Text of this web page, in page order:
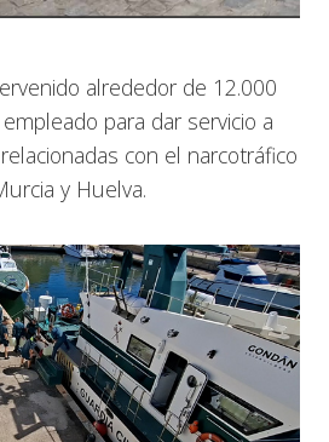
alrededor de 12.000
para dar servicio a
con el narcotráfico
y Huelva.